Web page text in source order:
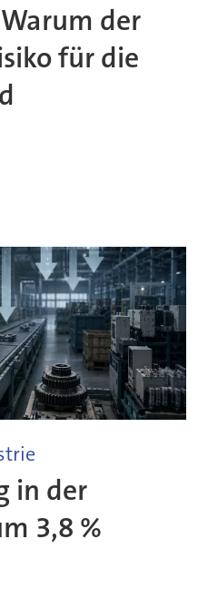
der
für die
in der
3,8 %